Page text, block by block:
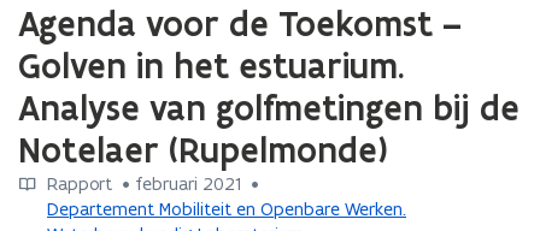
gaan
met
laden.
zich
op:
Agenda
voor
Agenda voor de Toekomst –
Golven in het estuarium.
Analyse van golfmetingen bij de
Notelaer (Rupelmonde)
Rapport • februari 2021 •
Departement Mobiliteit en Openbare Werken.